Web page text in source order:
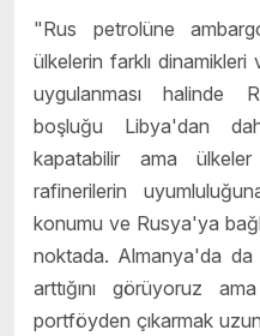
"Rus petrolüne
ülkelerin farklı
uygulanması halinde
boşluğu Libya'dan
kapatabilir ama
rafinerilerin
konumu ve Rusya'ya
noktada. Almanya'da da
arttığını görüyoruz
portföyden çıkarmak